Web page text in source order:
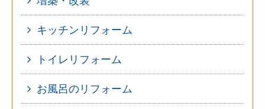
キッチンリフォーム
トイレリフォーム
お風呂のリフォーム